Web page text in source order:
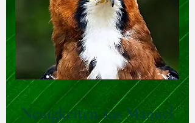
Neuigkeiten aus Manuel